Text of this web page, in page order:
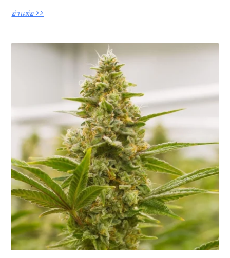
อ่านต่อ >>